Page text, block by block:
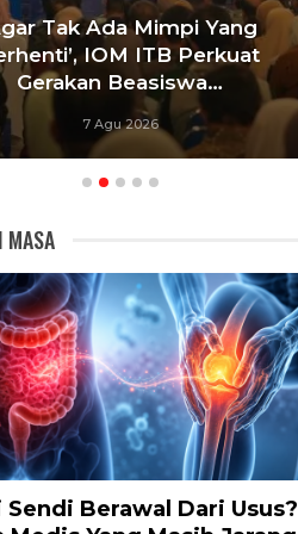
Tak Ada Mimpi Yang
IOM ITB Perkuat
Gerakan Beasiswa…
7 Agu 2026
MASA
Sendi Berawal Dari Usus?